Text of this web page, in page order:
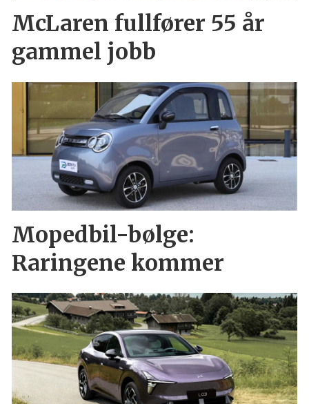
McLaren fullfører 55 år
gammel jobb
Mopedbil-bølge:
Raringene kommer